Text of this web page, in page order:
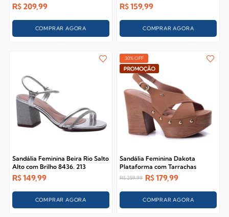
R$ 209,99
COMPRAR AGORA
R$159,99
COMPRAR AGORA
Sandália Feminina Beira Rio Salto
Alto com Brilho 8436. 213
R$149,99
COMPRAR AGORA
30% OFF
Sandália Feminina Dakota
Plataforma com Tarrachas
DB032
R$259,99 R$179,99
COMPRAR AGORA